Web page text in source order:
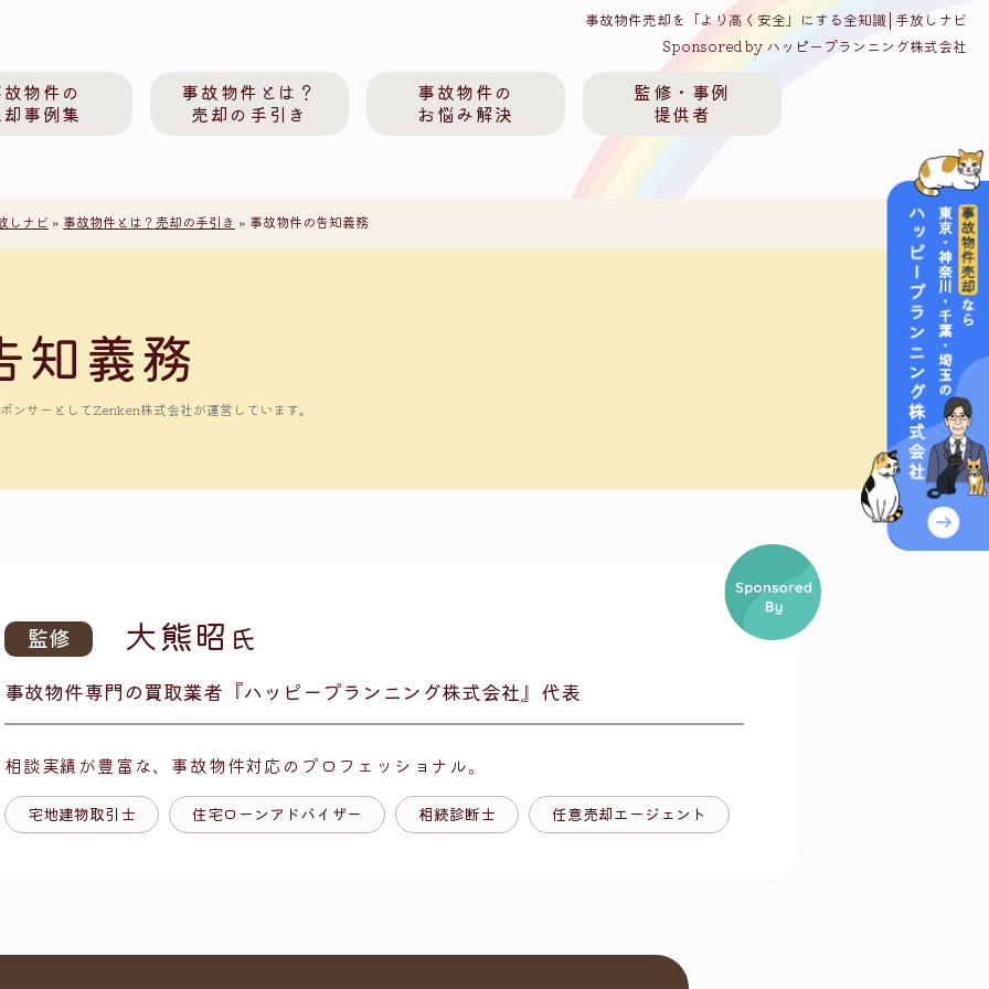
事故物件売却を「より高く安全」にする全知識│手放しナビ
Sponsored by ハッピープランニング株式会社
物件の
事例集
事故物件とは？
売却の手引き
事故物件の
お悩み解決
監修・事例
提供者
しナビ » 事故物件とは？売却の手引き » 事故物件の告知義務
知義務
サーとしてZenken株式会社が運営しています。
監修 大熊昭 氏
事故物件専門の買取業者 『ハッピープランニング株式会社』代表
相談実績が豊富な、 事故物件対応のプロフェッショナル。
宅地建物取引士 住宅ローンアドバイザー 相続診断士 任意売却エージェント